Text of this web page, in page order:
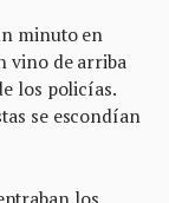
minuto en
vino de arriba
los policías.
se escondían
los